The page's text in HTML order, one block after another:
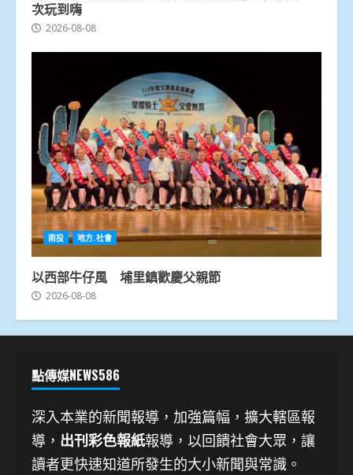
次玩到嗨
2026-08-08
南投 地方.社會
以西部牛仔風 埔里鎮歡慶父親節
2026-08-08
點傳媒NEWS586
深入本業的新聞報導，加強篇幅，擴大轄區報
導， 出刊彩色報紙報導，以回饋社會大眾，讓
讀者更快速知道所發生的大小新聞與常識。